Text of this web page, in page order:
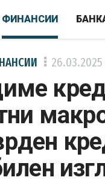
ФИНАНСИИ
26.03.2025